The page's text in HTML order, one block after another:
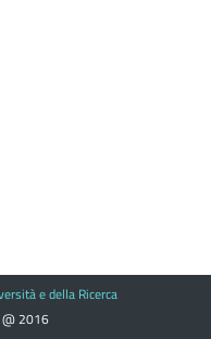
e della Ricerca
2016